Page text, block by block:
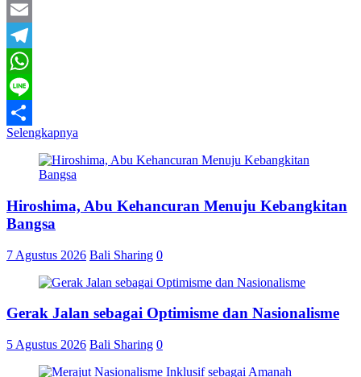
Twitter
Email
Telegram
WhatsApp
Line
Share
Selengkapnya
Hiroshima, Abu Kehancuran Menuju Kebangkitan
Bangsa
7 Agustus 2026 Bali Sharing 0
Gerak Jalan sebagai Optimisme dan Nasionalisme
5 Agustus 2026 Bali Sharing 0